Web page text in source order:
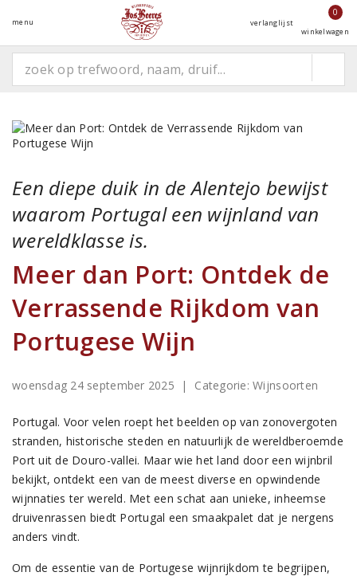
menu verlanglijst
0
winkelwagen
Een diepe duik in de Alentejo bewijst
waarom Portugal een wijnland van
wereldklasse is.
Meer dan Port: Ontdek de
Verrassende Rijkdom van
Portugese Wijn
woensdag 24 september 2025 | Categorie:Wijnsoorten
Portugal. Voor velen roept het beelden op van zonovergoten
stranden, historische steden en natuurlijk de wereldberoemde
Port uit de Douro-vallei. Maar wie het land door een wijnbril
bekijkt, ontdekt een van de meest diverse en opwindende
wijnnaties ter wereld. Met een schat aan unieke, inheemse
druivenrassen biedt Portugal een smaakpalet dat je nergens
anders vindt.
Om de essentie van de Portugese wijnrijkdom te begrijpen,